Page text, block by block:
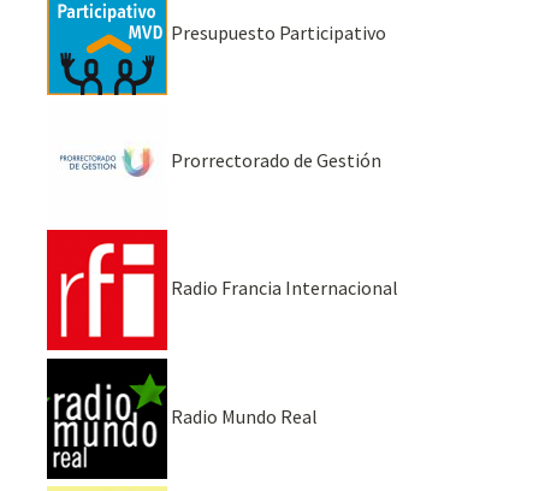
Presupuesto Participativo
Prorrectorado de Gestión
Radio Francia Internacional
Radio Mundo Real